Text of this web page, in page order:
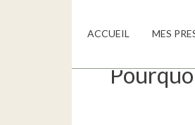
ACCUEIL MES